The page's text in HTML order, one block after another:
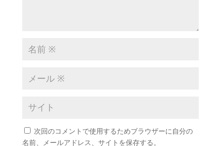
次回のコメントで使用するためブラウザーに自分の
名前、メールアドレス、サイトを保存する。